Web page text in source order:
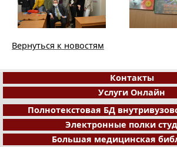
Вернуться к новостям
Контакты
Услуги Онлайн
Полнотекстовая БД
Электронные полки
Большая медицинская